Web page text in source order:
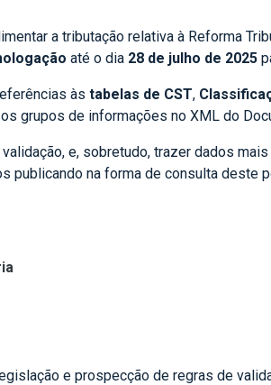
a tributação relativa à Reforma
até o dia 28 de julho de 2025
às tabelas de CST,
grupos de informações no XML do
e, sobretudo, trazer dados
publicando na forma de consulta deste
e prospecção de regras de